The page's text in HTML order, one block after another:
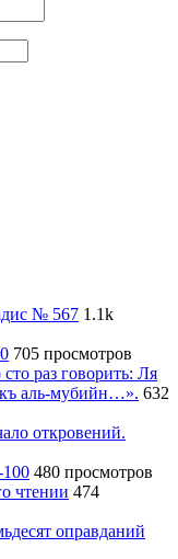
№ 567 1.1k
705 просмотров
раз говорить: Ля
аль-мубийн…». 632
откровений.
480 просмотров
чтении 474
оправданий